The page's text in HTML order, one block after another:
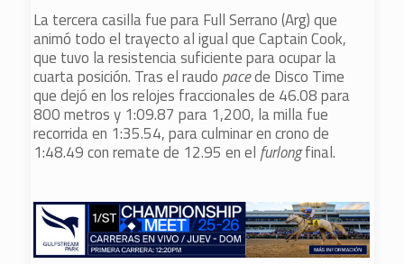
La tercera casilla fue para Full Serrano (Arg) que
animó todo el trayecto al igual que Captain Cook,
que tuvo la resistencia suficiente para ocupar la
cuarta posición. Tras el raudo pacede Disco Time
que dejó en los relojes fraccionales de 46.08 para
800 metros y 1:09.87 para 1,200, la milla fue
recorrida en 1:35.54, para culminar en crono de
1:48.49 con remate de 12.95 en el furlongfinal.